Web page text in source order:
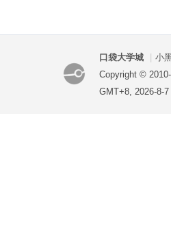
口袋大学城 小
Copyright ©
GMT+8, 2026-8-